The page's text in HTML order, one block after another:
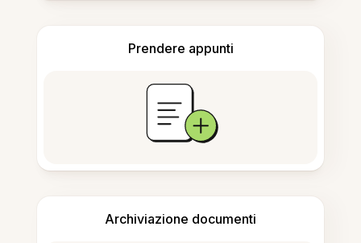
Prendere appunti
Archiviazione documenti